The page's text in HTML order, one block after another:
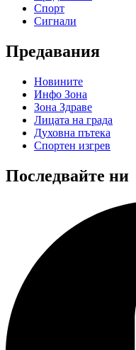
Спорт
Сигнали
Предавания
Новините
Инфо Зона
Зона Здраве
Лицата на града
Духовна пътека
Спортен изгрев
Последвайте ни